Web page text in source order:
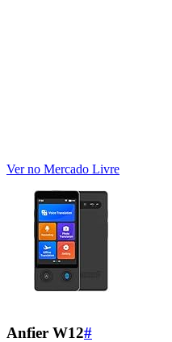
Ver no Mercado Livre
Anfier W12#